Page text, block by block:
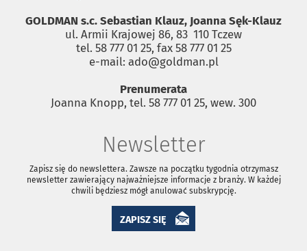
GOLDMAN s.c. Sebastian Klauz, Joanna Sęk-Klauz
ul. Armii Krajowej 86, 83 ­ 110 Tczew
tel. 58 777 01 25, fax 58 777 01 25
e-mail: ado@goldman.pl
Prenumerata
Joanna Knopp, tel. 58 777 01 25, wew. 300
Newsletter
Zapisz się do newslettera. Zawsze na początku tygodnia otrzymasz
newsletter zawierający najważniejsze informacje z branży. W każdej
chwili będziesz mógł anulować subskrypcję.
ZAPISZ SIĘ